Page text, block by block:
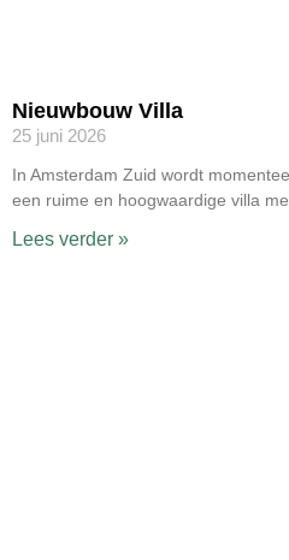
Nieuwbouw Villa
25 juni 2026
In Amsterdam Zuid wordt
een ruime en hoogwaardige villa
Lees verder »